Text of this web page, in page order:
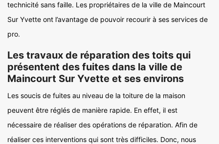
technicité sans faille. Les propriétaires de la ville de Maincourt
Sur Yvette ont l’avantage de pouvoir recourir à ses services de
pro.
Les travaux de réparation des toits qui
présentent des fuites dans la ville de
Maincourt Sur Yvette et ses environs
Les soucis de fuites au niveau de la toiture de la maison
peuvent être réglés de manière rapide. En effet, il est
nécessaire de réaliser des opérations de réparation. Afin de
réaliser ces interventions qui sont très difficiles. Donc, nous